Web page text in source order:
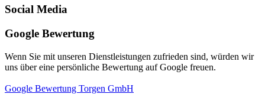
Social Media
Google Bewertung
Wenn Sie mit unseren Dienstleistungen zufrieden sind, würden wir
uns über eine persönliche Bewertung auf Google freuen.
Google Bewertung Torgen GmbH